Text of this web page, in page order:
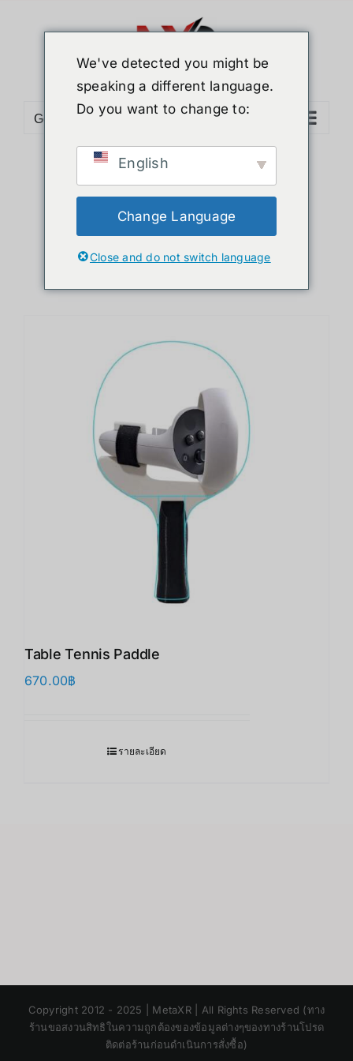
Go to...
Sort byDate
Show12 Products
Table Tennis Paddle
670.00฿
รายละเอียด
Copyright 2012 - 2025 | MetaXR | All Rights Reserved (ทาง
ร้านขอสงวนสิทธิในความถูกต้องของข้อมูลต่างๆของทางร้านโปรด
ติดต่อร้านก่อนดำเนินการสั่งซื้อ)
We've detected you might be
speaking a different language.
Do you want to change to:
English
Change Language
Close and do not switch language
Chinese